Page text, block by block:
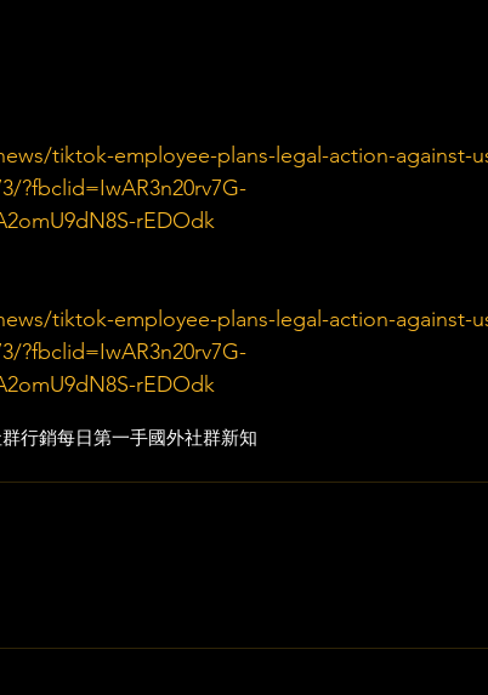
tiktok-employee-plans-legal-action-against-
?fbclid=IwAR3n20rv7G-
rEDOdk
tiktok-employee-plans-legal-action-against-
?fbclid=IwAR3n20rv7G-
rEDOdk
行銷每日第一手國外社群新知